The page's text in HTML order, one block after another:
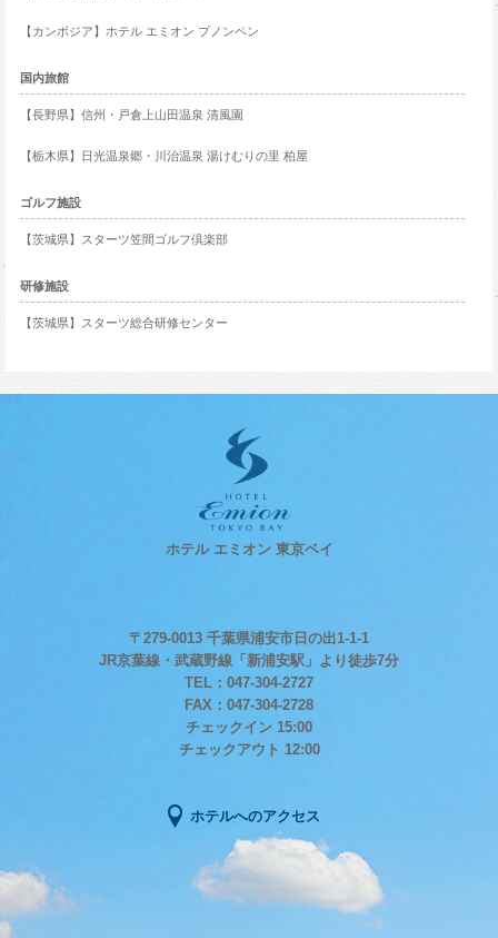
【カンボジア】ホテル エミオン プノンペン
国内旅館
【長野県】信州・戸倉上山田温泉 清風園
【栃木県】日光温泉郷・川治温泉 湯けむりの里 柏屋
ゴルフ施設
【茨城県】スターツ笠間ゴルフ倶楽部
研修施設
【茨城県】スターツ総合研修センター
ホテル エミオン 東京ベイ
〒279-0013 千葉県浦安市日の出1-1-1
JR京葉線・武蔵野線「新浦安駅」より徒歩7分
TEL：047-304-2727
FAX：047-304-2728
チェックイン 15:00
チェックアウト 12:00
ホテルへのアクセス